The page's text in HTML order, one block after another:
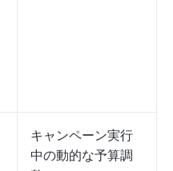
キャンペーン実行
中の動的な予算調